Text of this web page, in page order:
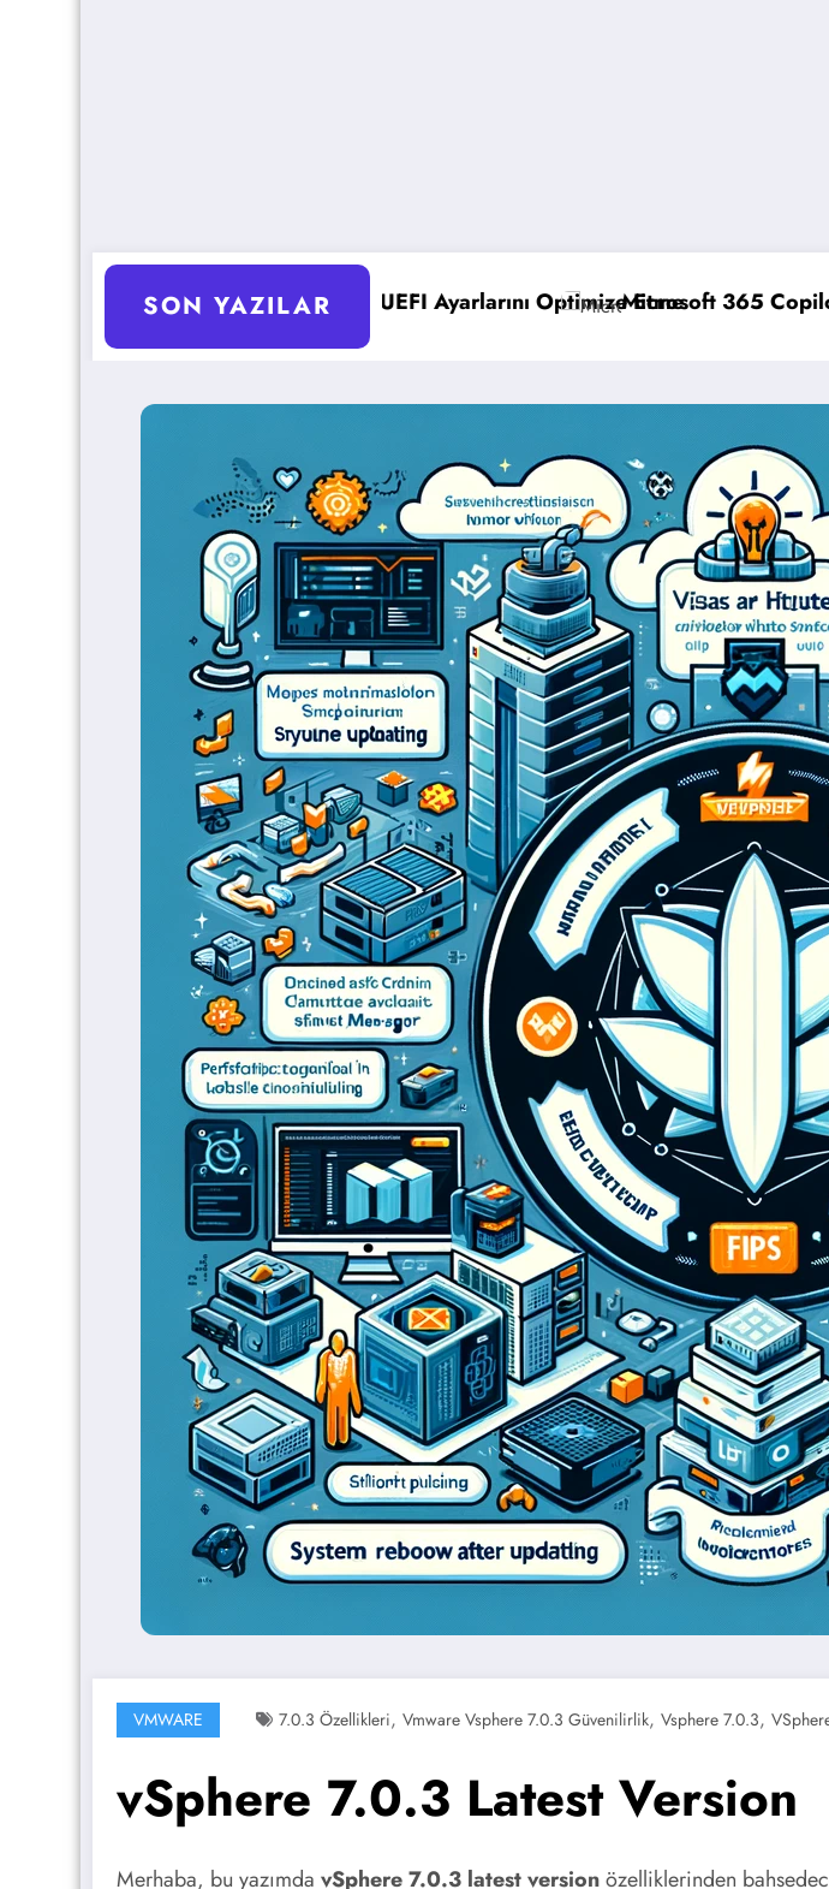
SON YAZILAR
Ayarlarını Optimize EtmeMicrosoft 365 Copilot: Yeni Özellikler ve AvantajlarGPO
VMWARE 7.0.3 Özellikleri, Vmware Vsphere 7.0.3 Güvenilirlik, Vsphere 7.0.3,
vSphere 7.0.3 Latest Version
Merhaba, bu yazımda vSphere 7.0.3 latest versionözelliklerinden